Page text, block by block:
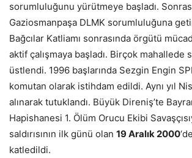
sorumluluğunu yürütmeye başladı.
Gaziosmanpaşa DLMK sorumluluğuna
Bağcılar Katliamı sonrasında örgütü
aktif çalışmaya başladı. Birçok mahallede
üstlendi. 1996 başlarında Sezgin Engin
komutan olarak istihdam edildi. Aynı yıl
alınarak tutuklandı. Büyük Direniş’te
Hapishanesi 1. Ölüm Orucu Ekibi
saldırısının ilk günü olan 19 Aralık 2000
katledildi.